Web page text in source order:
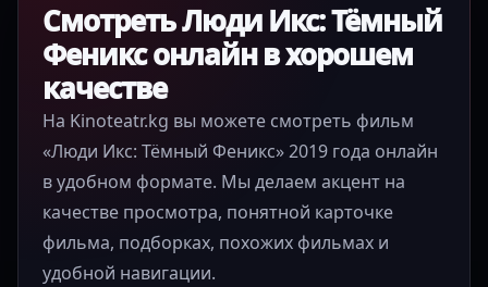
Смотреть Люди Икс: Тёмный
Феникс онлайн в хорошем
качестве
На Kinoteatr.kg вы можете смотреть фильм
«Люди Икс: Тёмный Феникс» 2019 года онлайн
в удобном формате. Мы делаем акцент на
качестве просмотра, понятной карточке
фильма, подборках, похожих фильмах и
удобной навигации.